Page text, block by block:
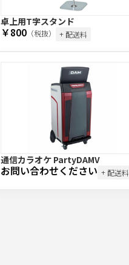
卓上用T字スタンド
￥800（税抜） + 配送料
通信カラオケ PartyDAMV
お問い合わせください + 配送料